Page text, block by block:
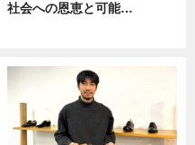
社会への恩恵と可能…